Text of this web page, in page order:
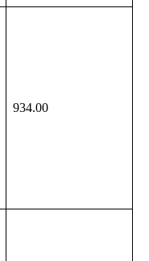
934.00